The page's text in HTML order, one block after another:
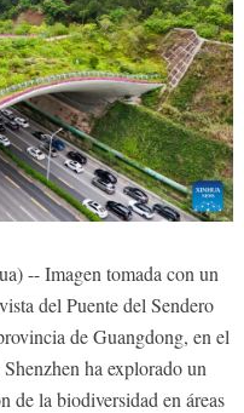
-- Imagen tomada con un
del Puente del Sendero
de Guangdong, en el
ha explorado un
de la biodiversidad en áreas